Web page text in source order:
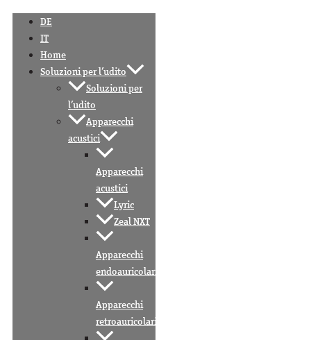
DE
IT
Home
Soluzioni per l’udito
Soluzioni per
l’udito
Apparecchi
acustici
Apparecchi
acustici
Lyric
Zeal NXT
Apparecchi
endoauricolari
Apparecchi
retroauricolari